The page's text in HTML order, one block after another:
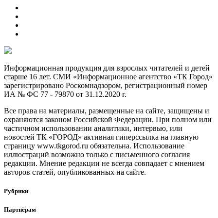
Информационная продукция для взрослых читателей и детей
старше 16 лет. СМИ «Информационное агентство «ТК Город»
зарегистрировано Роскомнадзором, регистрационный номер
ИА № ФС 77 - 79870 от 31.12.2020 г.
Все права на материалы, размещенные на сайте, защищены и
охраняются законом Российской Федерации. При полном или
частичном использовании аналитики, интервью, или
новостей ТК «ГОРОД» активная гиперссылка на главную
страницу www.tkgorod.ru обязательна. Использование
иллюстраций возможно только с письменного согласия
редакции. Мнение редакции не всегда совпадает с мнением
авторов статей, опубликованных на сайте.
Рубрики
Партнёрам